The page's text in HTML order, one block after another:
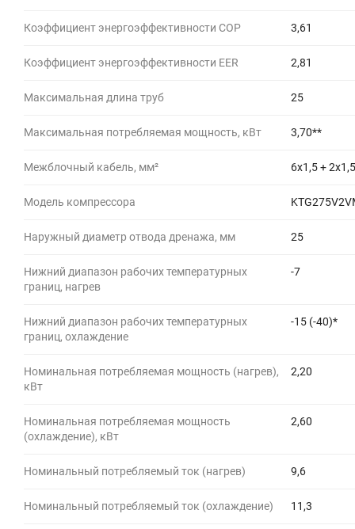
Коэффициент энергоэффективности COP 3,61
Коэффициент энергоэффективности EER 2,81
Максимальная длина труб 25
Максимальная потребляемая мощность, кВт 3,70**
Межблочный кабель, мм² 6х1,5 + 2х1,5
Модель компрессора
Наружный диаметр отвода дренажа, мм 25
Нижний диапазон рабочих температурных
границ, нагрев
-7
Нижний диапазон рабочих температурных
границ, охлаждение
-15 (-40)*
Номинальная потребляемая мощность (нагрев),
кВт
2,20
Номинальная потребляемая мощность
(охлаждение), кВт
2,60
Номинальный потребляемый ток (нагрев) 9,6
Номинальный потребляемый ток (охлаждение) 11,3